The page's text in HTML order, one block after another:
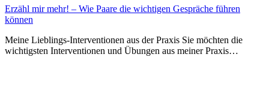
Erzähl mir mehr! – Wie Paare die wichtigen Gespräche führen
können
Meine Lieblings-Interventionen aus der Praxis Sie möchten die
wichtigsten Interventionen und Übungen aus meiner Praxis…